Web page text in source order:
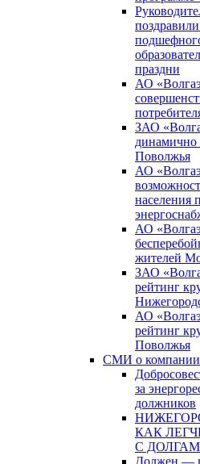
праздни
АО
ЗАО
динамично
Поволжья
АО
населения
АО
жителей
ЗАО
рейтинг
АО
рейтинг
Поволжья
СМИ о компании
за
должников
КАК
С